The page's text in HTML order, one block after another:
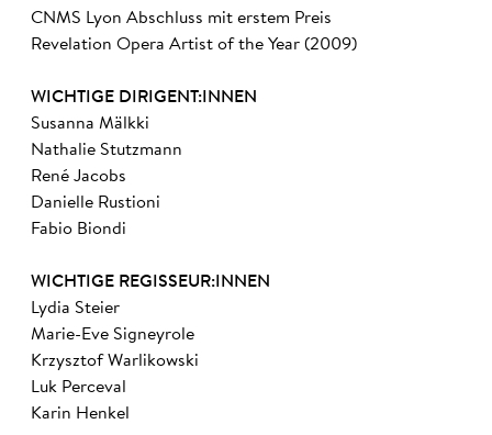
CNMS Lyon Abschluss mit erstem Preis
Revelation Opera Artist of the Year (2009)
WICHTIGE DIRIGENT:INNEN
Susanna Mälkki
Nathalie Stutzmann
René Jacobs
Danielle Rustioni
Fabio Biondi
WICHTIGE REGISSEUR:INNEN
Lydia Steier
Marie-Eve Signeyrole
Krzysztof Warlikowski
Luk Perceval
Karin Henkel